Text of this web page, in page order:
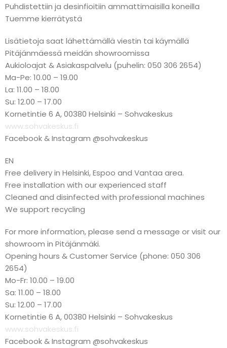
Puhdistettiin ja desinfioitiin ammattimaisilla koneilla
Tuemme kierrätystä
Lisätietoja saat lähettämällä viestin tai käymällä
Pitäjänmäessä meidän showroomissa
Aukioloajat & Asiakaspalvelu (puhelin: 050 306 2654)
Ma-Pe: 10.00 – 19.00
La: 11.00 – 18.00
Su: 12.00 – 17.00
Kornetintie 6 A, 00380 Helsinki – Sohvakeskus
www.sohvakeskus.fi
Facebook & Instagram @sohvakeskus
EN
Free delivery in Helsinki, Espoo and Vantaa area.
Free installation with our experienced staff
Cleaned and disinfected with professional machines
We support recycling
For more information, please send a message or visit our
showroom in Pitäjänmäki.
Opening hours & Customer Service (phone: 050 306
2654)
Mo-Fr: 10.00 – 19.00
Sa: 11.00 – 18.00
Su: 12.00 – 17.00
Kornetintie 6 A, 00380 Helsinki – Sohvakeskus
www.sohvakeskus.fi
Facebook & Instagram @sohvakeskus